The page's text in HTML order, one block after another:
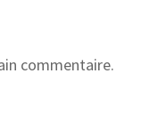
commentaire.